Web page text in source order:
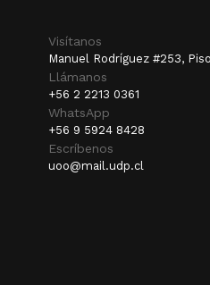
Visítanos
Manuel Rodríguez #253,
Llámanos
+56 2 2213 0361
WhatsApp
+56 9 5924 8428
Escríbenos
uoo@mail.udp.cl